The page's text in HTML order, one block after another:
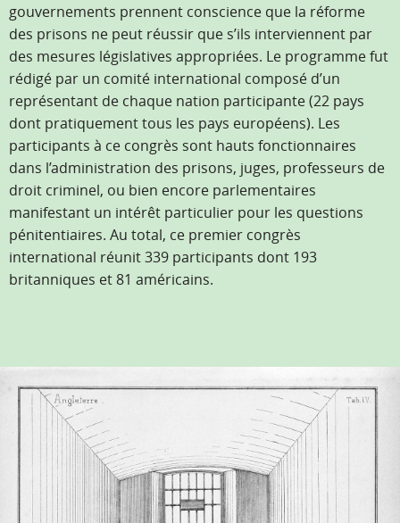
gouvernements prennent conscience que la réforme
des prisons ne peut réussir que s’ils interviennent par
des mesures législatives appropriées. Le programme fut
rédigé par un comité international composé d’un
représentant de chaque nation participante (22 pays
dont pratiquement tous les pays européens). Les
participants à ce congrès sont hauts fonctionnaires
dans l’administration des prisons, juges, professeurs de
droit criminel, ou bien encore parlementaires
manifestant un intérêt particulier pour les questions
pénitentiaires. Au total, ce premier congrès
international réunit 339 participants dont 193
britanniques et 81 américains.